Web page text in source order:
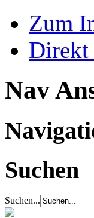
Zum
Direkt
Nav
Suchen
Suchen...